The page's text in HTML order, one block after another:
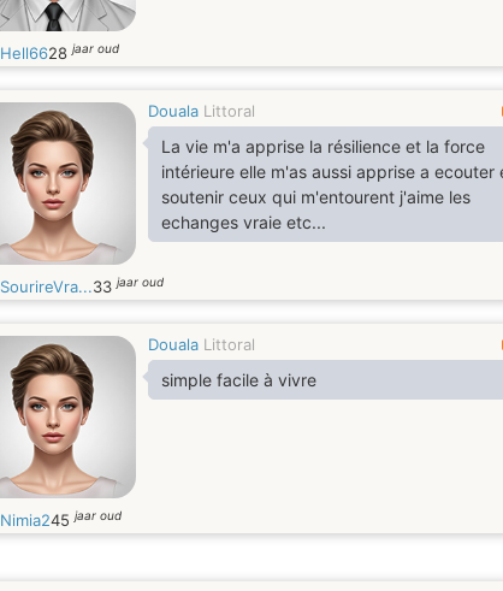
Hell6628jaar oud
Douala Littoral
La vie m'a apprise la résilience et la force
intérieure elle m'as aussi apprise a ecouter er
soutenir ceux qui m'entourent j'aime les
echanges vraie etc...
SourireVra...33jaar oud
Douala Littoral
simple facile à vivre
Nimia245jaar oud